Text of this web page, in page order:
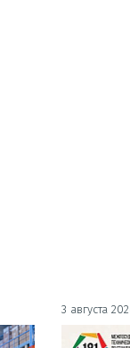
3 августа